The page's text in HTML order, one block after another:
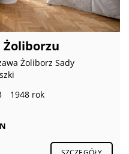
Żoliborzu
Żoliborz Sady
1948 rok